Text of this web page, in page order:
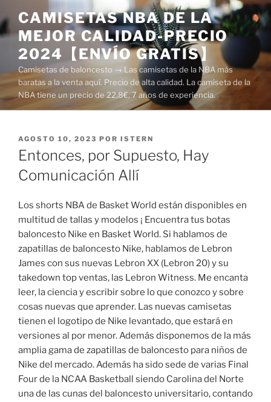
al
contenido
CAMISETAS NBA DE LA
MEJOR CALIDAD-PRECIO
2024【ENVÍO GRATIS】
Camisetas de baloncesto → Las camisetas de la NBA más
baratas a la venta aquí. Precio de alta calidad. La camiseta de la
NBA tiene un precio de 22,8€, 7 años de experiencia.
PUBLICADO
EL
AGOSTO 10, 2023 POR ISTERN
Entonces, por Supuesto, Hay
Comunicación Allí
Los shorts NBA de Basket World están disponibles en
multitud de tallas y modelos ¡ Encuentra tus botas
baloncesto Nike en Basket World. Si hablamos de
zapatillas de baloncesto Nike, hablamos de Lebron
James con sus nuevas Lebron XX (Lebron 20) y su
takedown top ventas, las Lebron Witness. Me encanta
leer, la ciencia y escribir sobre lo que conozco y sobre
cosas nuevas que aprender. Las nuevas camisetas
tienen el logotipo de Nike levantado, que estará en
versiones al por menor. Además disponemos de la más
amplia gama de zapatillas de baloncesto para niños de
Nike del mercado. Además ha sido sede de varias Final
Four de la NCAA Basketball siendo Carolina del Norte
una de las cunas del baloncesto universitario, contando